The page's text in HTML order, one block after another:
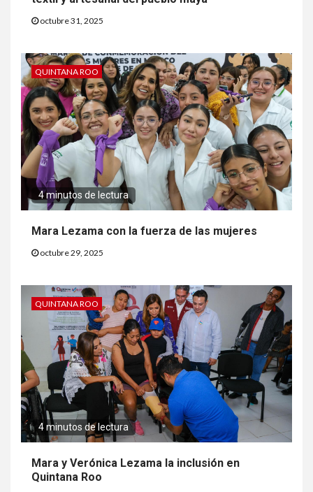
octubre 31, 2025
QUINTANA ROO
4 minutos de lectura
Mara Lezama con la fuerza de las mujeres
octubre 29, 2025
QUINTANA ROO
4 minutos de lectura
Mara y Verónica Lezama la inclusión en
Quintana Roo